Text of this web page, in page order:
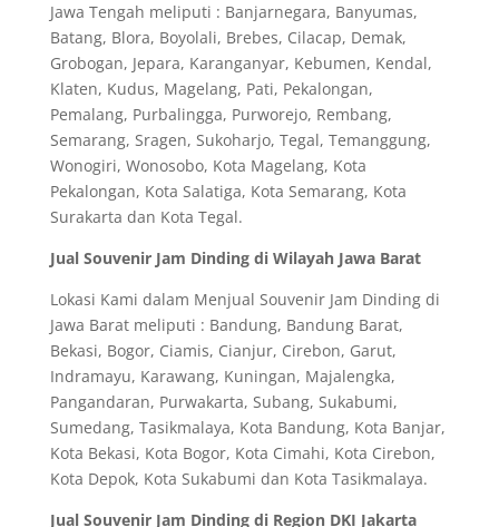
Jawa Tengah meliputi : Banjarnegara, Banyumas,
Batang, Blora, Boyolali, Brebes, Cilacap, Demak,
Grobogan, Jepara, Karanganyar, Kebumen, Kendal,
Klaten, Kudus, Magelang, Pati, Pekalongan,
Pemalang, Purbalingga, Purworejo, Rembang,
Semarang, Sragen, Sukoharjo, Tegal, Temanggung,
Wonogiri, Wonosobo, Kota Magelang, Kota
Pekalongan, Kota Salatiga, Kota Semarang, Kota
Surakarta dan Kota Tegal.
Jual Souvenir Jam Dinding di Wilayah Jawa Barat
Lokasi Kami dalam Menjual Souvenir Jam Dinding di
Jawa Barat meliputi : Bandung, Bandung Barat,
Bekasi, Bogor, Ciamis, Cianjur, Cirebon, Garut,
Indramayu, Karawang, Kuningan, Majalengka,
Pangandaran, Purwakarta, Subang, Sukabumi,
Sumedang, Tasikmalaya, Kota Bandung, Kota Banjar,
Kota Bekasi, Kota Bogor, Kota Cimahi, Kota Cirebon,
Kota Depok, Kota Sukabumi dan Kota Tasikmalaya.
Jual Souvenir Jam Dinding di Region DKI Jakarta